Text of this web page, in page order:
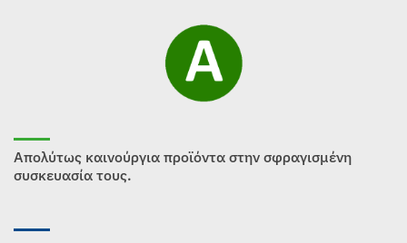
Απολύτως καινούργια προϊόντα στην σφραγισμένη
συσκευασία τους.